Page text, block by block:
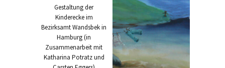
Gestaltung der
Kinderecke im
Bezirksamt Wandsbek in
Hamburg (in
Zusammenarbeit mit
Katharina Potratz und